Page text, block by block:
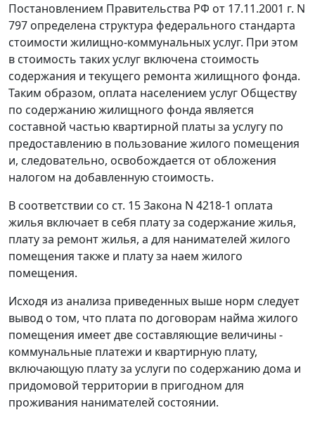
Постановлением Правительства РФ от 17.11.2001 г. N
797 определена структура федерального стандарта
стоимости жилищно-коммунальных услуг. При этом
в стоимость таких услуг включена стоимость
содержания и текущего ремонта жилищного фонда.
Таким образом, оплата населением услуг Обществу
по содержанию жилищного фонда является
составной частью квартирной платы за услугу по
предоставлению в пользование жилого помещения
и, следовательно, освобождается от обложения
налогом на добавленную стоимость.
В соответствии со ст. 15Закона N 4218-1 оплата
жилья включает в себя плату за содержание жилья,
плату за ремонт жилья, а для нанимателей жилого
помещения также и плату за наем жилого
помещения.
Исходя из анализа приведенных выше норм следует
вывод о том, что плата по договорам найма жилого
помещения имеет две составляющие величины -
коммунальные платежи и квартирную плату,
включающую плату за услуги по содержанию дома и
придомовой территории в пригодном для
проживания нанимателей состоянии.